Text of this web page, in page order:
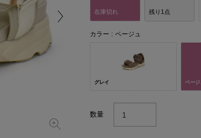
在庫切れ 残り1点
カラー ベージュ
グレイ ベージ
数量